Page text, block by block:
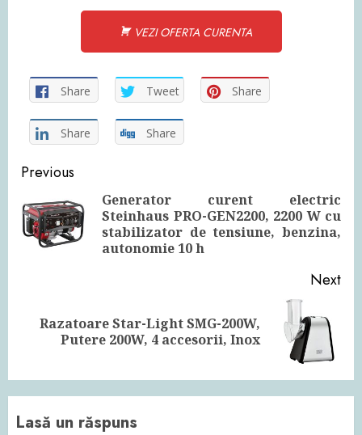
VEZI OFERTA CURENTA
Share Tweet Share
Share Share
Continue
Reading
Previous
Generator curent electric
Steinhaus PRO-GEN2200, 2200 W cu
stabilizator de tensiune, benzina,
autonomie 10 h
Next
Next
Razatoare Star-Light SMG-200W,
Putere 200W, 4 accesorii, Inox
Lasă un răspuns